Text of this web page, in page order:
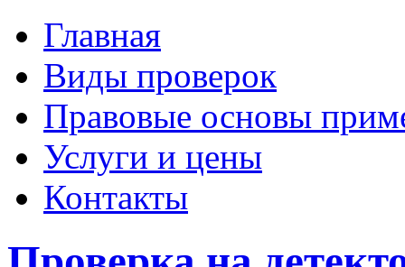
Главная
Виды проверок
Правовые основы
Услуги и цены
Контакты